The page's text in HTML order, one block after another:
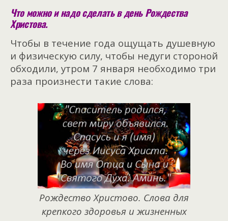
Что можно и надо сделать в день Рождества
Христова.
Чтобы в течение года ощущать душевную
и физическую силу, чтобы недуги стороной
обходили, утром 7 января необходимо три
раза произнести такие слова:
Рождество Христово. Слова для
крепкого здоровья и жизненных